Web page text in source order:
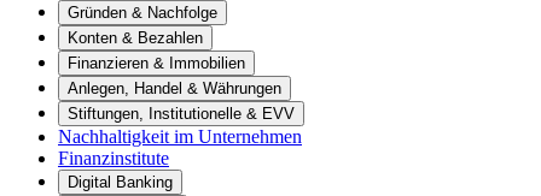
Gründen & Nachfolge
Konten & Bezahlen
Finanzieren & Immobilien
Anlegen, Handel & Währungen
Stiftungen, Institutionelle & EVV
Nachhaltigkeit im Unternehmen
Finanzinstitute
Digital Banking